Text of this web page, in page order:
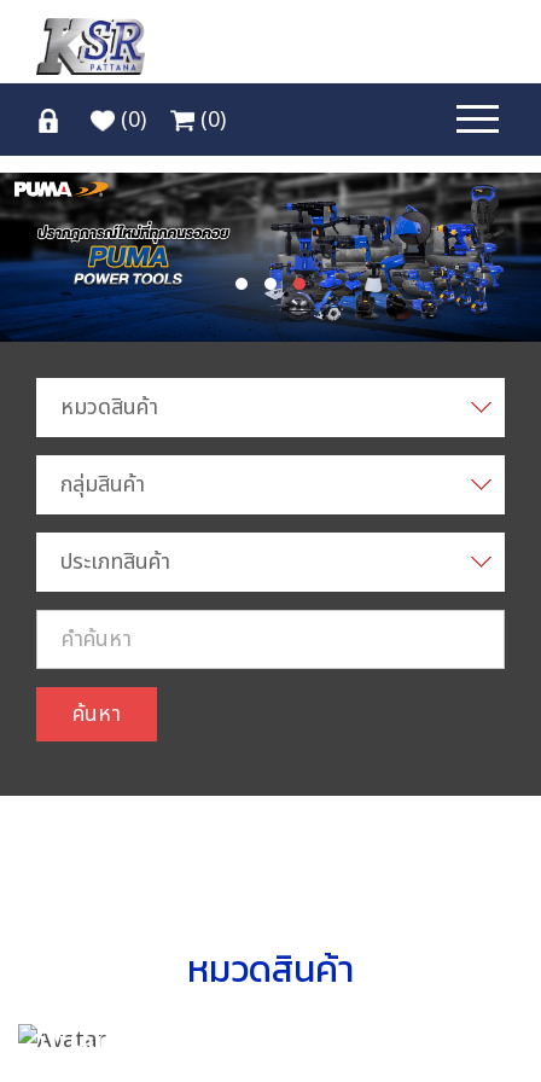
(0) (0)
หมวดสินค้า
กลุ่มสินค้า
ประเภทสินค้า
ค้นหา
โปรโมชั่น
หมวดสินค้า
ปั๊มลม Air Compressor เครื่องอัดลม